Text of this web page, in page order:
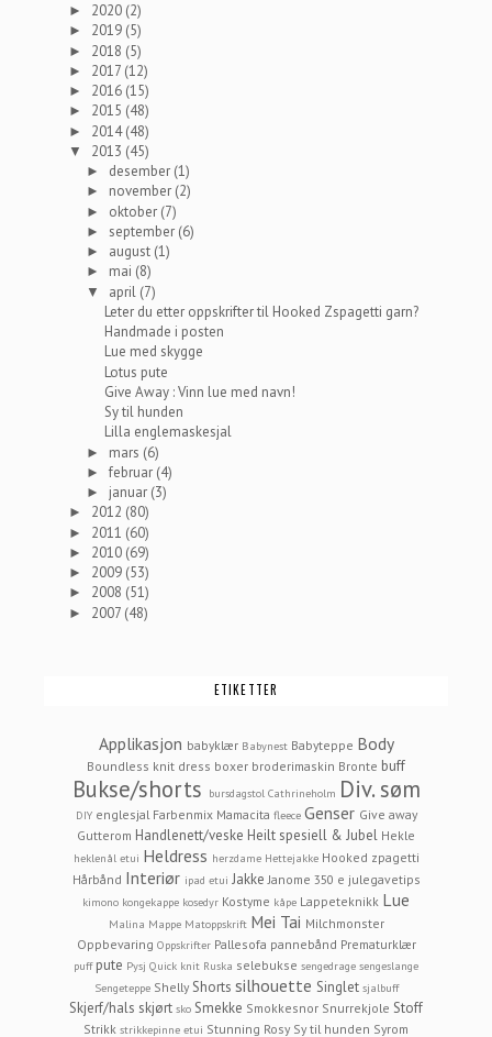
► 2020 (2)
► 2019 (5)
► 2018 (5)
► 2017 (12)
► 2016 (15)
► 2015 (48)
► 2014(48)
▼ 2013 (45)
► desember (1)
► november (2)
► oktober (7)
► september (6)
► august (1)
► mai (8)
▼ april (7)
Leter du etter oppskrifter til Hooked Zspagetti garn?
Handmade i posten
Lue med skygge
Lotus pute
Give Away : Vinn lue med navn!
Sy til hunden
Lilla englemaskesjal
► mars (6)
►februar (4)
► januar (3)
► 2012 (80)
► 2011 (60)
► 2010 (69)
► 2009 (53)
► 2008 (51)
► 2007 (48)
ETIKETTER
Applikasjon babyklær Babynest Babyteppe Body
Boundless knit dress boxer broderimaskin Bronte buff
Bukse/shorts bursdagstol Cathrineholm Div. søm
DIY englesjal Farbenmix Mamacita fleece Genser Give away
Gutterom Handlenett/veske Heilt spesiell & Jubel Hekle
heklenål etui Heldress herzdame Hettejakke Hooked zpagetti
Hårbånd Interiør ipad etui Jakke Janome 350 e julegavetips
kimono kongekappe kosedyr Kostyme kåpe Lappeteknikk Lue
Malina Mappe Matoppskrift Mei Tai Milchmonster
Oppbevaring Oppskrifter Pallesofa pannebånd Prematurklær
puff pute Pysj Quick knit Ruska selebukse sengedrage sengeslange
Sengeteppe Shelly Shorts silhouette Singlet sjalbuff
Skjerf/hals skjørt sko Smekke Smokkesnor Snurrekjole Stoff
Strikk strikkepinne etui Stunning Rosy Sy til hunden Syrom